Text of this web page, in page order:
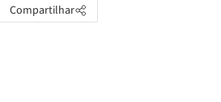
Compartilhar